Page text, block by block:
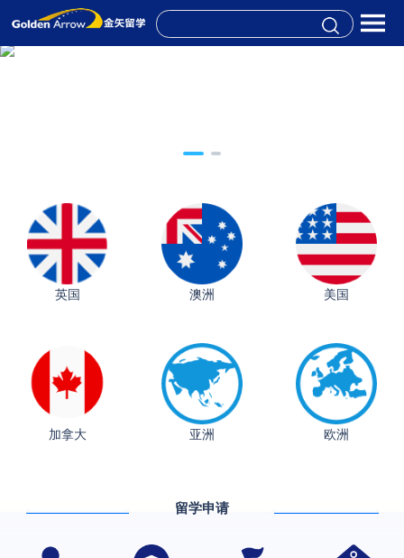
英国 澳洲 美国
加拿大 亚洲 欧洲
留学申请
从上海财大2+2到谢菲尔德：低均分逆袭QS百强金